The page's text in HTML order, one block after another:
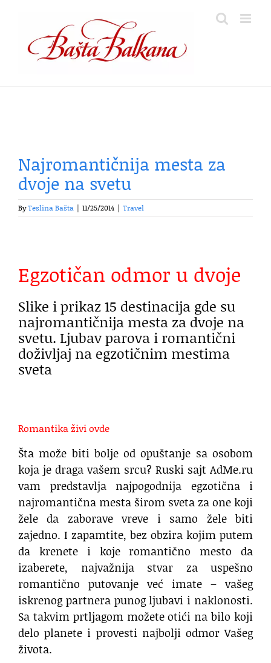
content
Najromantičnija mesta za
dvoje na svetu
ByTeslina Bašta 11/25/2014 Travel
Egzotičan odmor u dvoje
Slike i prikaz 15 destinacija gde su
najromantičnija mesta za dvoje na
svetu. Ljubav parova i romantični
doživljaj na egzotičnim mestima
sveta
Romantika živi ovde
Šta može biti bolje od opuštanje sa osobom
koja je draga vašem srcu? Ruski sajt AdMe.ru
vam predstavlja najpogodnija egzotična i
najromantična mesta širom sveta za one koji
žele da zaborave vreve i samo žele biti
zajedno. I zapamtite, bez obzira kojim putem
da krenete i koje romantično mesto da
izaberete, najvažnija stvar za uspešno
romantično putovanje već imate – vašeg
iskrenog partnera punog ljubavi i naklonosti.
Sa takvim prtljagom možete otići na bilo koji
delo planete i provesti najbolji odmor Vašeg
života.